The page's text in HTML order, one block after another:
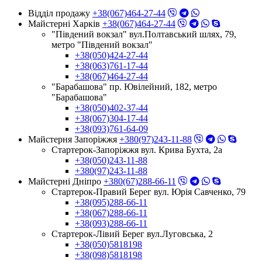
Відділ продажу +38(067)464-27-44
Майстерні Харків +38(067)464-27-44
"Південий вокзал" вул.Полтавський шлях, 79,
метро "Південий вокзал"
+38(050)424-27-44
+38(063)761-17-44
+38(067)464-27-44
"Барабашова" пр. Ювілейний, 182, метро
"Барабашова"
+38(050)402-37-44
+38(067)304-17-44
+38(093)761-64-09
Майстерня Запоріжжя +380(97)243-11-88
Стартерок-Запоріжжя вул. Крива Бухта, 2а
+38(050)243-11-88
+380(97)243-11-88
Майстерні Днiпро +380(67)288-66-11
Стартерок-Правий Берег вул. Юрія Савченко, 79
+38(095)288-66-11
+38(067)288-66-11
+38(093)288-66-11
Стартерок-Лівий Берег вул.Луговська, 2
+38(050)5818198
+38(098)5818198